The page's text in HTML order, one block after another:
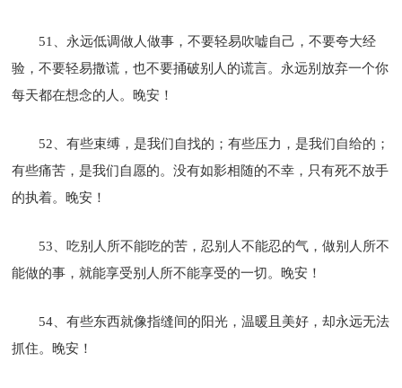
51、永远低调做人做事，不要轻易吹嘘自己，不要夸大经
验，不要轻易撒谎，也不要捅破别人的谎言。永远别放弃一个你
每天都在想念的人。晚安！
52、有些束缚，是我们自找的；有些压力，是我们自给的；
有些痛苦，是我们自愿的。没有如影相随的不幸，只有死不放手
的执着。晚安！
53、吃别人所不能吃的苦，忍别人不能忍的气，做别人所不
能做的事，就能享受别人所不能享受的一切。晚安！
54、有些东西就像指缝间的阳光，温暖且美好，却永远无法
抓住。晚安！